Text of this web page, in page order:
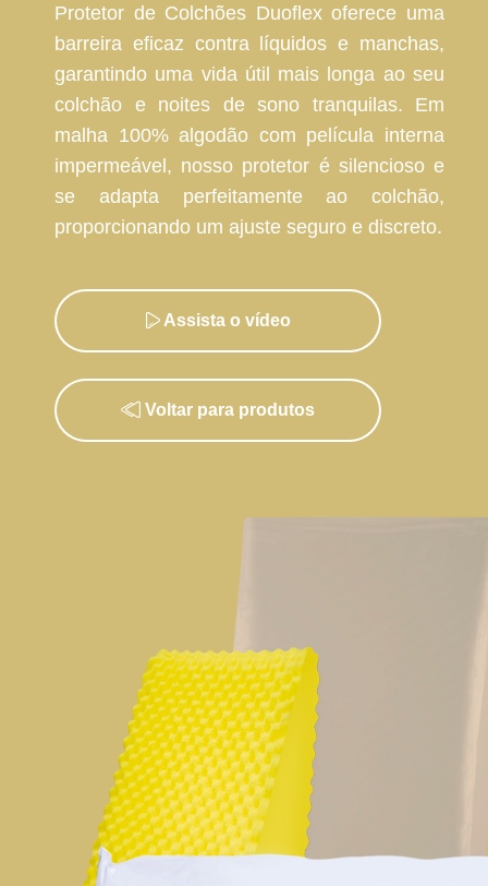
Protetor de Colchões Duoflex oferece uma
barreira eficaz contra líquidos e manchas,
garantindo uma vida útil mais longa ao seu
colchão e noites de sono tranquilas. Em
malha 100% algodão com película interna
impermeável, nosso protetor é silencioso e
se adapta perfeitamente ao colchão,
proporcionando um ajuste seguro e discreto.
Assista o vídeo
Voltar para produtos